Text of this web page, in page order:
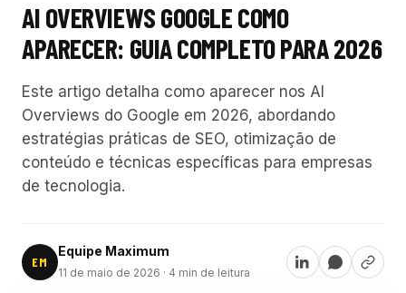
AI OVERVIEWS GOOGLE COMO
APARECER: GUIA COMPLETO PARA 2026
Este artigo detalha como aparecer nos AI
Overviews do Google em 2026, abordando
estratégias práticas de SEO, otimização de
conteúdo e técnicas específicas para empresas
de tecnologia.
EM
Equipe Maximum
11 de maio de 2026 · 4 min de leitura